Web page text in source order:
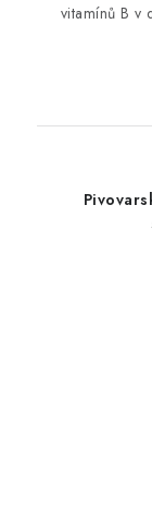
vitamínů B v